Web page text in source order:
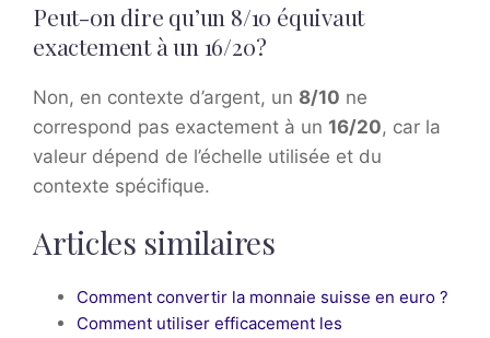
Peut-on dire qu’un 8/10 équivaut
exactement à un 16/20?
Non, en contexte d’argent, un 8/10 ne
correspond pas exactement à un 16/20, car la
valeur dépend de l’échelle utilisée et du
contexte spécifique.
Articles similaires
Comment convertir la monnaie suisse en euro ?
Comment utiliser efficacement les